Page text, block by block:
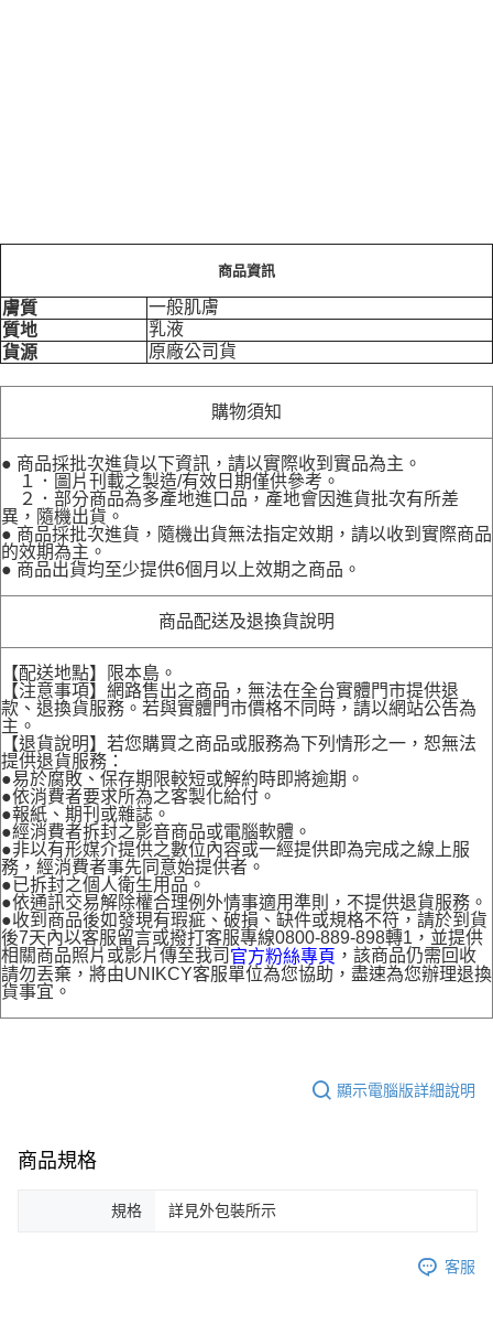
商品資訊
膚質
一般肌膚
質地
乳液
貨源
原廠公司貨
購物須知
● 商品採批次進貨以下資訊，請以實際收到實品為主。
１．圖片刊載之製造/有效日期僅供參考。
２．部分商品為多產地進口品，產地會因進貨批次有所差
異，隨機出貨。
● 商品採批次進貨，隨機出貨無法指定效期，請以收到實際商品
的效期為主。
● 商品出貨均至少提供6個月以上效期之商品。
商品配送及退換貨說明
【配送地點】限本島。
【注意事項】網路售出之商品，無法在全台實體門市提供退
款、退換貨服務。若與實體門市價格不同時，請以網站公告為
主。
【退貨說明】若您購買之商品或服務為下列情形之一，恕無法
提供退貨服務：
●易於腐敗、保存期限較短或解約時即將逾期。
●依消費者要求所為之客製化給付。
●報紙、期刊或雜誌。
●經消費者拆封之影音商品或電腦軟體。
●非以有形媒介提供之數位內容或一經提供即為完成之線上服
務，經消費者事先同意始提供者。
●已拆封之個人衛生用品。
●依通訊交易解除權合理例外情事適用準則，不提供退貨服務。
●收到商品後如發現有瑕疵、破損、缺件或規格不符，請於到貨
後7天內以客服留言或撥打客服專線0800-889-898轉1，並提供
相關商品照片或影片傳至我司 官方粉絲專頁 ，該商品仍需回收
請勿丟棄，將由UNIKCY客服單位為您協助，盡速為您辦理退換
貨事宜。
顯示電腦版詳細說明
商品規格
規格 詳見外包裝所示
客服